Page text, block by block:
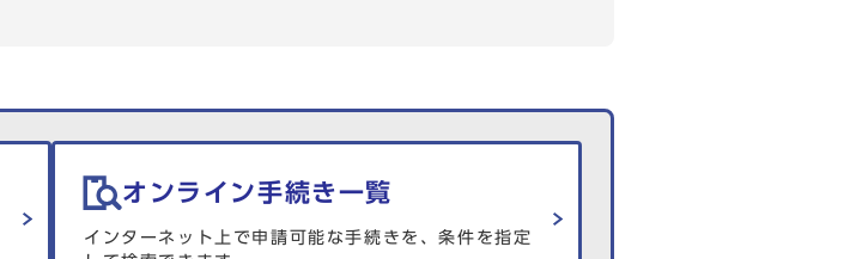
オンライン手続き一覧
インターネット上で申請可能な手続きを、条件を指定